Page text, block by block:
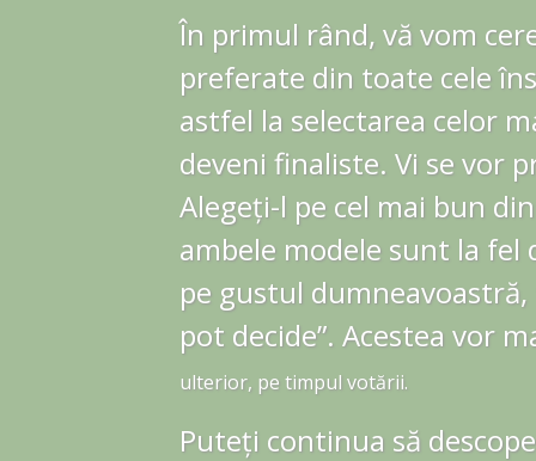
În primul rând, vă vom
preferate din toate cele
astfel la selectarea celor
deveni finaliste. Vi se vor
Alegeți-l pe cel mai bun
ambele modele sunt la
pe gustul
pot decide”. Acestea vor
ulterior, pe timpul votării.
Puteți continua să